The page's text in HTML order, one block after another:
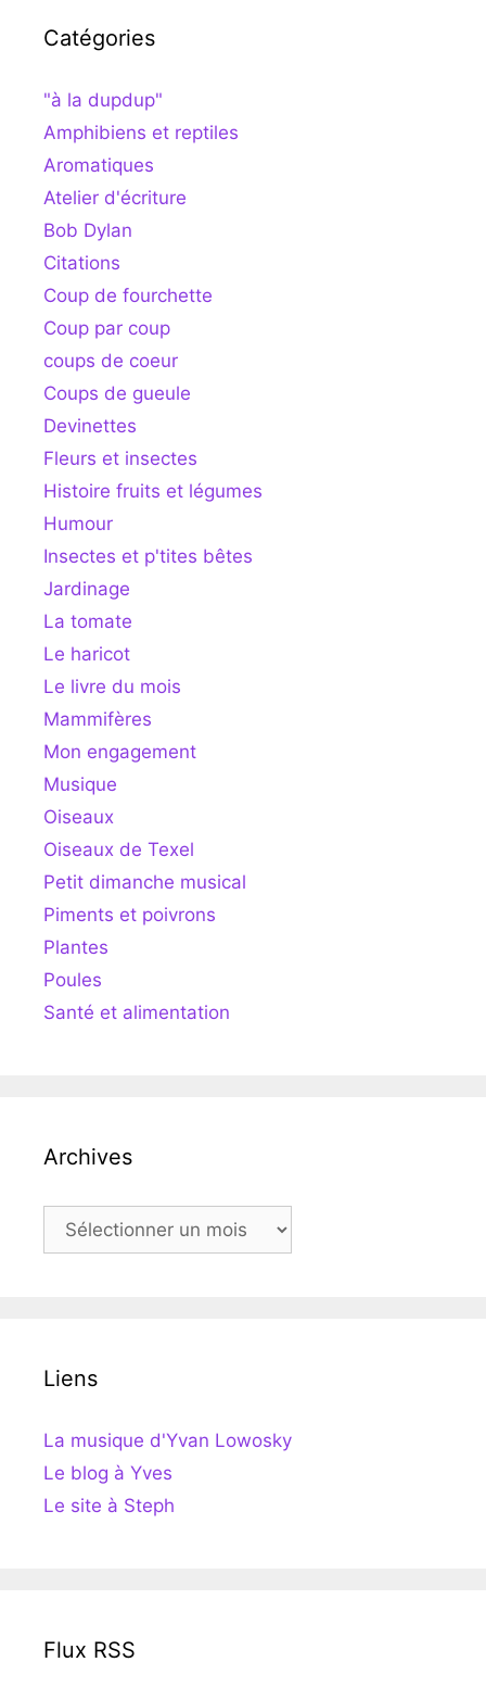
Catégories
"à la dupdup"
Amphibiens et reptiles
Aromatiques
Atelier d'écriture
Bob Dylan
Citations
Coup de fourchette
Coup par coup
coups de coeur
Coups de gueule
Devinettes
Fleurs et insectes
Histoire fruits et légumes
Humour
Insectes et p'tites bêtes
Jardinage
La tomate
Le haricot
Le livre du mois
Mammifères
Mon engagement
Musique
Oiseaux
Oiseaux de Texel
Petit dimanche musical
Piments et poivrons
Plantes
Poules
Santé et alimentation
Archives
Archives
Liens
La musique d'Yvan Lowosky
Le blog à Yves
Le site à Steph
Flux RSS